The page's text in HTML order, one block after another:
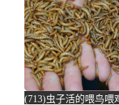
(713)虫子活的喂鸟喂